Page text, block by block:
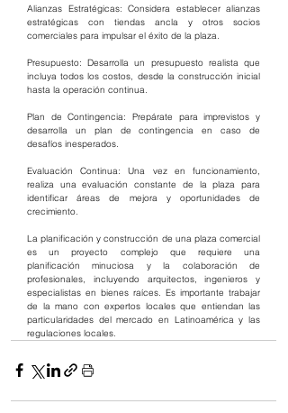
Alianzas Estratégicas: Considera establecer alianzas
estratégicas con tiendas ancla y otros socios
comerciales para impulsar el éxito de la plaza.
Presupuesto: Desarrolla un presupuesto realista que
incluya todos los costos, desde la construcción inicial
hasta la operación continua.
Plan de Contingencia: Prepárate para imprevistos y
desarrolla un plan de contingencia en caso de
desafíos inesperados.
Evaluación Continua: Una vez en funcionamiento,
realiza una evaluación constante de la plaza para
identificar áreas de mejora y oportunidades de
crecimiento.
La planificación y construcción de una plaza comercial
es un proyecto complejo que requiere una
planificación minuciosa y la colaboración de
profesionales, incluyendo arquitectos, ingenieros y
especialistas en bienes raíces. Es importante trabajar
de la mano con expertos locales que entiendan las
particularidades del mercado en Latinoamérica y las
regulaciones locales.